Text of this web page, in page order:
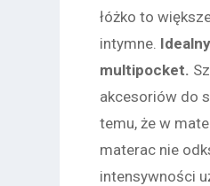
łóżko to
intymne.
multipocket.
akcesoriów do
temu, że w
materac nie
intensywności